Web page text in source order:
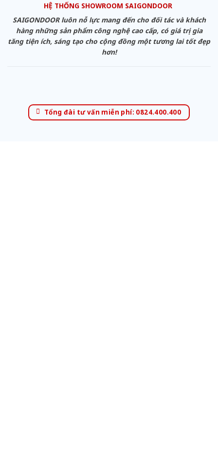
HỆ THỐNG SHOWROOM SAIGONDOOR
SAIGONDOOR luôn nỗ lực mang đến cho đối tác và khách
hàng những sản phẩm công nghệ cao cấp, có giá trị gia
tăng tiện ích, sáng tạo cho cộng đồng một tương lai tốt đẹp
hơn!
Tổng đài tư vấn miễn phí: 0824.400.400